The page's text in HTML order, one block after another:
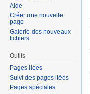
Aide
Créer une nouvelle
page
Galerie des nouveaux
fichiers
Outils
Pages liées
Suivi des pages liées
Pages spéciales